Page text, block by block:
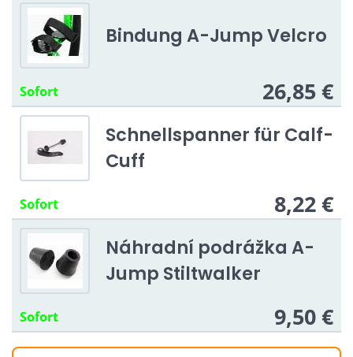
Bindung A-Jump Velcro
Sofort 26,85 €
Schnellspanner für Calf-
Cuff
Sofort 8,22 €
Náhradní podrážka A-
Jump Stiltwalker
Sofort 9,50 €